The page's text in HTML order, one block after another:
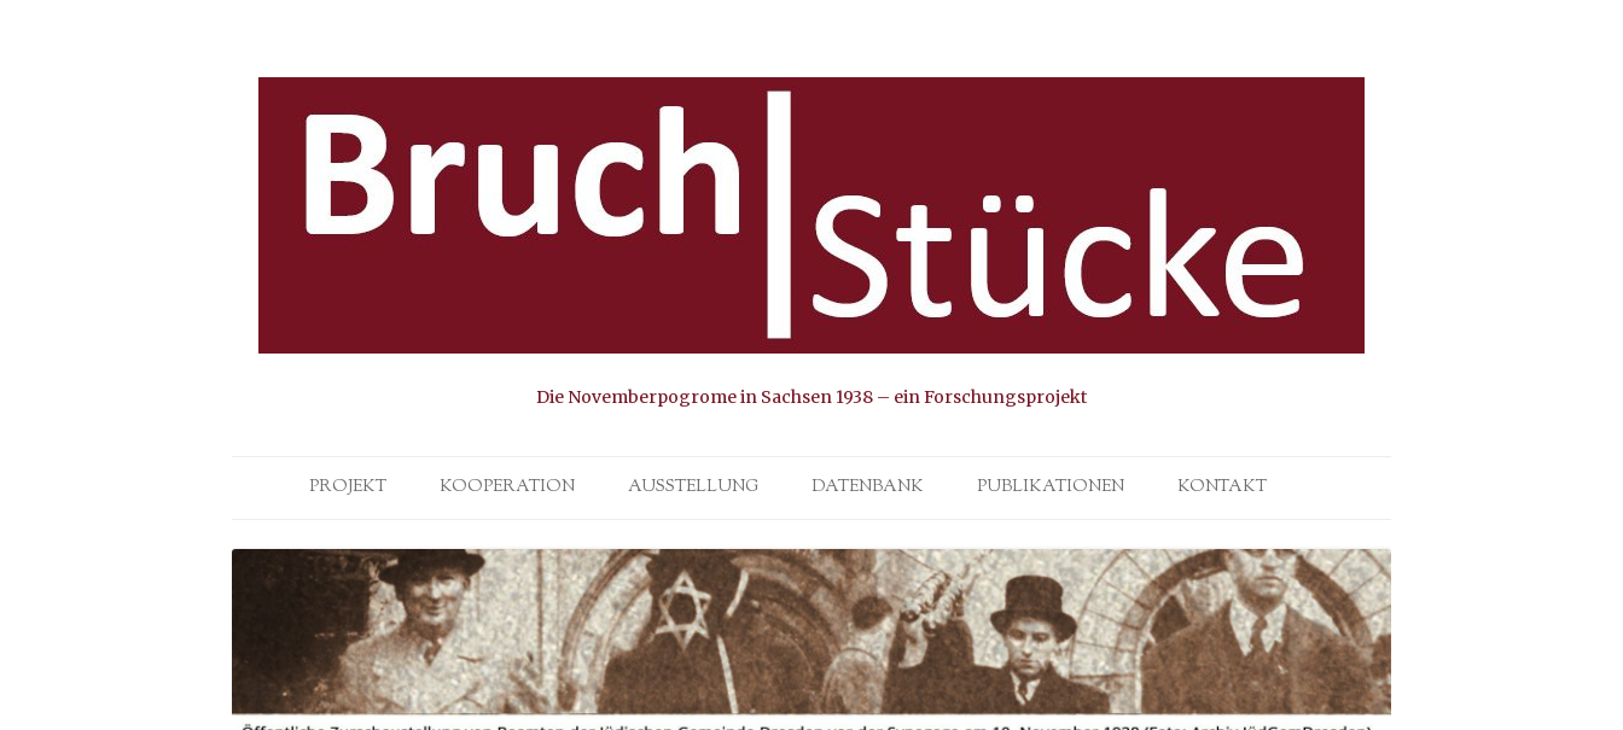
Die Novemberpogrome in Sachsen 1938 – ein Forschungsprojekt
PROJEKT
IHRE GESCHICHTE|N
PRESSEBERICHTE
SPENDE
KOOPERATION AUSSTELLUNG
FLYER ZUR AUSSTELLUNG
DATENBANK PUBLIKATIONEN KONTAKT
DATENSCHUTZERKLÄRUNG